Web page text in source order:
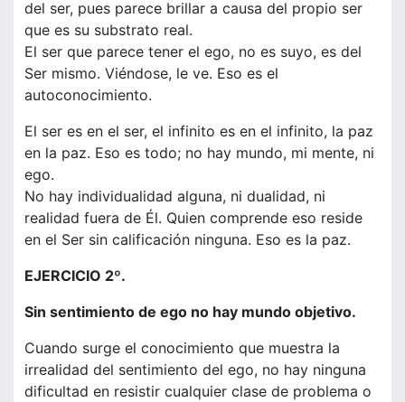
del ser, pues parece brillar a causa del propio ser
que es su substrato real.
El ser que parece tener el ego, no es suyo, es del
Ser mismo. Viéndose, le ve. Eso es el
autoconocimiento.
El ser es en el ser, el infinito es en el infinito, la paz
en la paz. Eso es todo; no hay mundo, mi mente, ni
ego.
No hay individualidad alguna, ni dualidad, ni
realidad fuera de Él. Quien comprende eso reside
en el Ser sin calificación ninguna. Eso es la paz.
EJERCICIO 2º.
Sin sentimiento de ego no hay mundo objetivo.
Cuando surge el conocimiento que muestra la
irrealidad del sentimiento del ego, no hay ninguna
dificultad en resistir cualquier clase de problema o